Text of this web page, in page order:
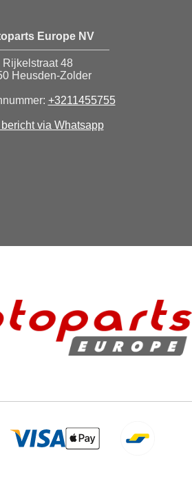
Europe NV
Rijkelstraat 48
Heusden-Zolder
+3211455755
via Whatsapp